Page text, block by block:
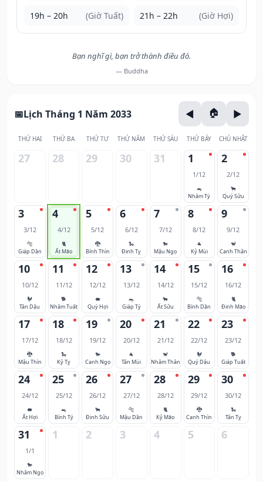
19h – 20h (Giờ Tuất) 21h – 22h (Giờ Hợi)
Bạn nghĩ gì, bạn trở thành điều đó.
— Buddha
Lịch Tháng 1 Năm 2033
THỨ HAI THỨ BA THỨ TƯ THỨ NĂM THỨ SÁU THỨ BẢY CHỦ NHẬT
27 28 29 30 31 1
1/12
🐀
Nhâm Tý
2
2/12
🐂
Quý Sửu
3
3/12
🐅
Giáp Dần
4
4/12
🐈
Ất Mão
5
5/12
🐉
Bính Thìn
6
6/12
🐍
Đinh Tỵ
7
7/12
🐎
Mậu Ngọ
8
8/12
🐐
Kỷ Mùi
9
9/12
🐒
Canh Thân
10
10/12
🐓
Tân Dậu
11
11/12
🐕
Nhâm Tuất
12
12/12
🐖
Quý Hợi
13
13/12
🐀
Giáp Tý
14
14/12
🐂
Ất Sửu
15
15/12
🐅
Bính Dần
16
16/12
🐈
Đinh Mão
17
17/12
🐉
Mậu Thìn
18
18/12
🐍
Kỷ Tỵ
19
19/12
🐎
Canh Ngọ
20
20/12
🐐
Tân Mùi
21
21/12
🐒
Nhâm Thân
22
22/12
🐓
Quý Dậu
23
23/12
🐕
Giáp Tuất
24
24/12
🐖
Ất Hợi
25
25/12
🐀
Bính Tý
26
26/12
🐂
Đinh Sửu
27
27/12
🐅
Mậu Dần
28
28/12
🐈
Kỷ Mão
29
29/12
🐉
Canh Thìn
30
30/12
🐍
Tân Tỵ
31
1/1
🐎
Nhâm Ngọ
1 2 3 4 5 6